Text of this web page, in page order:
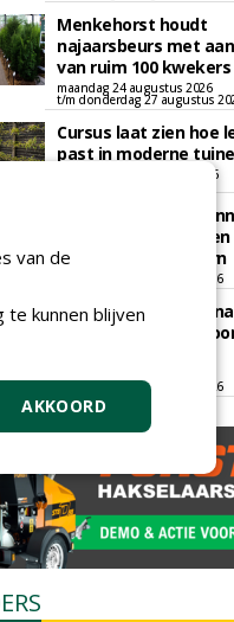
Menkehorst houdt
najaarsbeurs met
van ruim 100 kwekers
maandag 24 augustus 2026
t/m donderdag 27 augustus
Cursus laat zien hoe
past in moderne
woensdag 26 augustus 2026
Vakdag 'All About
zet eenjarige planten
centraal in Appeltern
donderdag 27 augustus 2026
GaLaBau 2026:
ontmoetingsplek
t/m vrijdag 18 september 2026
van de
kunnen blijven
AKKOORD